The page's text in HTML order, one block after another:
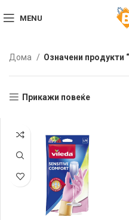
MENU
Дома Означени продукти
Прикажи повеќе